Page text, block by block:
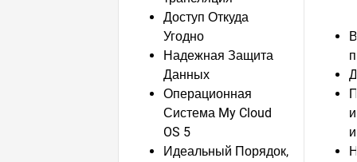
Доступ Откуда
Угодно
Надежная Защита
Данных
Операционная
Система My Cloud
OS 5
Идеальный Порядок,